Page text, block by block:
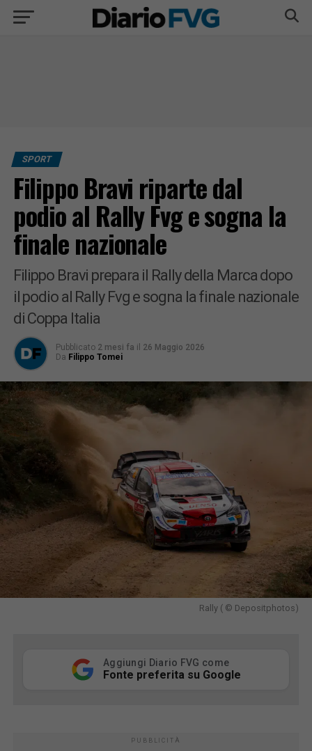
SPORT
Filippo Bravi riparte dal
podio al Rally Fvg e sogna la
finale nazionale
Filippo Bravi prepara il Rally della Marca dopo
il podio al Rally Fvg e sogna la finale nazionale
di Coppa Italia
Pubblicato 2 mesi fa il 26 Maggio 2026
Da Filippo Tomei
Rally ( © Depositphotos)
Aggiungi Diario FVG come
Fonte preferita su Google